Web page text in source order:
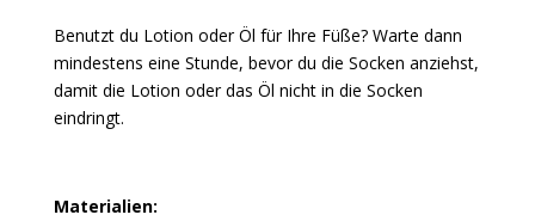
Benutzt du Lotion oder Öl für Ihre Füße? Warte dann
mindestens eine Stunde, bevor du die Socken anziehst,
damit die Lotion oder das Öl nicht in die Socken
eindringt.
Materialien: